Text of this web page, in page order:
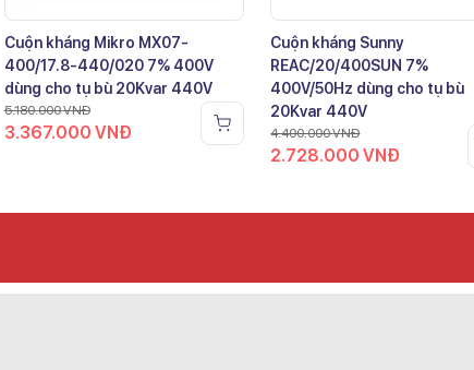
Cuộn kháng Mikro MX07-
400/17.8-440/020 7% 400V
dùng cho tụ bù 20Kvar 440V
5.180.000VNĐ
3.367.000 VNĐ
Cuộn kháng Sunny
REAC/20/400SUN 7%
400V/50Hz dùng cho tụ bù
20Kvar 440V
4.400.000VNĐ
2.728.000VNĐ